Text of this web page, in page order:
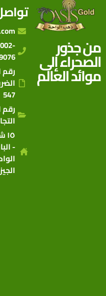
من جذور
الصحراء إلى
موائد العالم
002-
547
-